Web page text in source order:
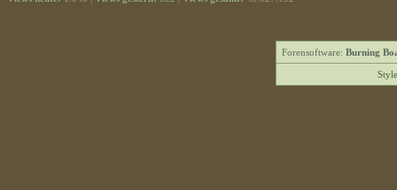
Forensoftware: Burning